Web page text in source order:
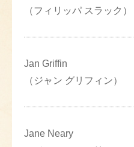
（フィリッパ スラック）
Jan Griffin
（ジャン グリフィン）
Jane Neary